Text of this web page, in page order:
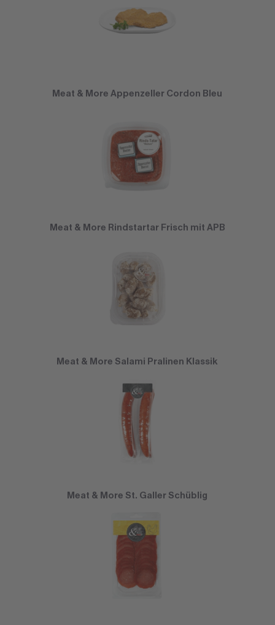
Meat & More Appenzeller Cordon Bleu
Meat & More Rindstartar Frisch mit APB
Meat & More Salami Pralinen Klassik
Meat & More St. Galler Schüblig